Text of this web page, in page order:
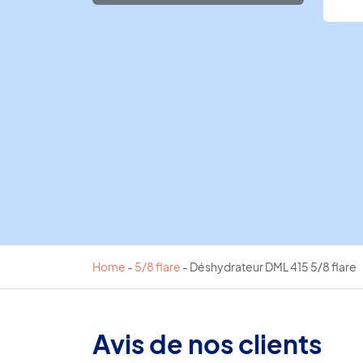
Home - 5/8 flare - Déshydrateur DML 415 5/8 flare
Avis de nos clients